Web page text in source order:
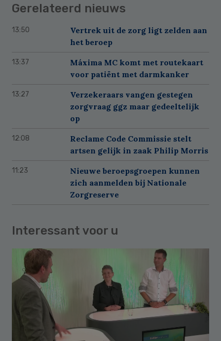
Gerelateerd nieuws
13:50
Vertrek uit de zorg ligt zelden aan
het beroep
13:37
Máxima MC komt met routekaart
voor patiënt met darmkanker
13:27
Verzekeraars vangen gestegen
zorgvraag ggz maar gedeeltelijk
op
12:08
Reclame Code Commissie stelt
artsen gelijk in zaak Philip Morris
11:23
Nieuwe beroepsgroepen kunnen
zich aanmelden bij Nationale
Zorgreserve
Interessant voor u